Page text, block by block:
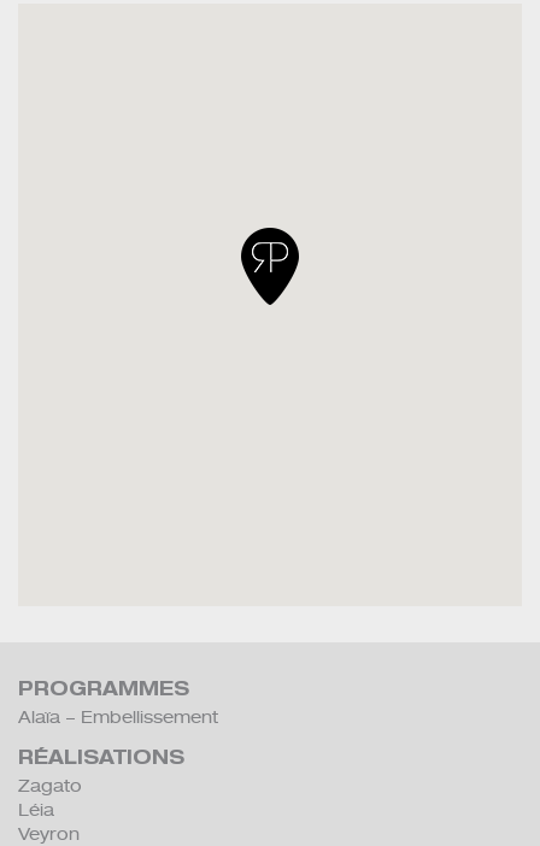
PROGRAMMES
Alaïa – Embellissement
RÉALISATIONS
Zagato
Léia
Veyron